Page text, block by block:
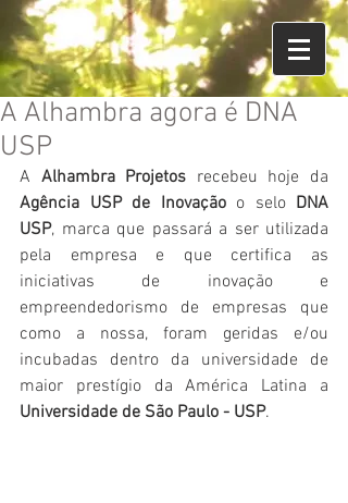
A Alhambra agora é DNA
USP
A Alhambra Projetos
Agência USP de Inovação o selo DNA
USP, marca que passará a ser utilizada
pela empresa e que certifica as
iniciativas de inovação e
empreendedorismo de empresas que
como a nossa, foram geridas e/ou
incubadas dentro da universidade de
Universidade de São Paulo - USP.